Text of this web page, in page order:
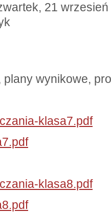
21
plany wynikowe,
klasa7.pdf
klasa8.pdf